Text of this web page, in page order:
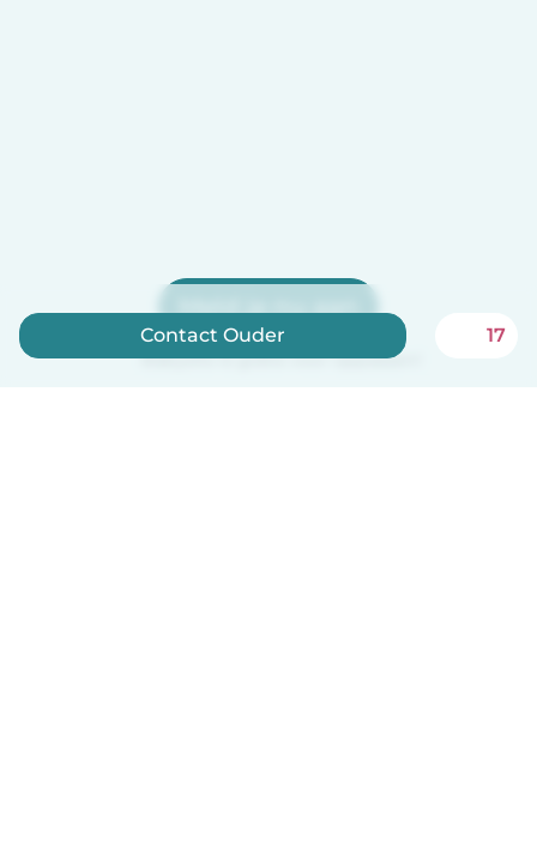
Meld je nu aan
Babysits is gratis voor oppassen!
Contact Ouder 17